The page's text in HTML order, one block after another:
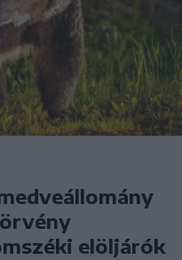
elöljárók